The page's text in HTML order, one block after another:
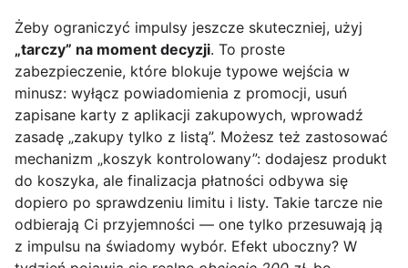
Żeby ograniczyć impulsy jeszcze skuteczniej, użyj
„tarczy” na moment decyzji. To proste
zabezpieczenie, które blokuje typowe wejścia w
minusz: wyłącz powiadomienia z promocji, usuń
zapisane karty z aplikacji zakupowych, wprowadź
zasadę „zakupy tylko z listą”. Możesz też zastosować
mechanizm „koszyk kontrolowany”: dodajesz produkt
do koszyka, ale finalizacja płatności odbywa się
dopiero po sprawdzeniu limitu i listy. Takie tarcze nie
odbierają Ci przyjemności — one tylko przesuwają ją
z impulsu na świadomy wybór. Efekt uboczny? W